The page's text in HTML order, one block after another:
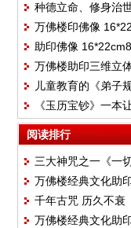
种德立命、修身治
万佛楼印佛像
印
助印佛像
万佛楼助印三维立
儿童教育的《弟子规
《玉历宝钞》一本
阅读排行
三大神咒之一《一
箧印罗尼经 》万佛
万佛楼经典文化助
的经
千年古咒 历久不衰
楼经典文化助印经
万佛楼经典文化助